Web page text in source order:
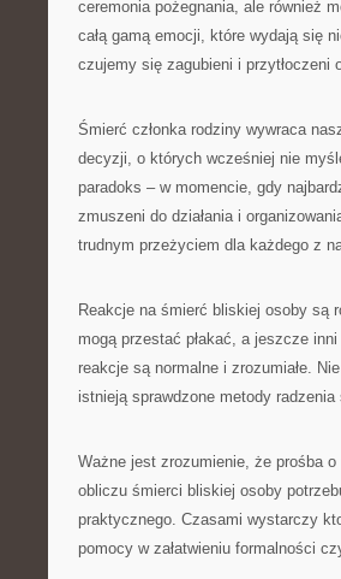
ceremonia pożegnania, ale również
całą gamą emocji, które wydają się
czujemy się zagubieni i przytłoczeni
Śmierć członka rodziny wywraca
decyzji, o których wcześniej nie
paradoks – w momencie, gdy
zmuszeni do działania i
trudnym przeżyciem dla każdego z
Reakcje na śmierć bliskiej osoby są
mogą przestać płakać, a jeszcze
reakcje są normalne i zrozumiałe.
istnieją sprawdzone metody
Ważne jest zrozumienie, że prośba
obliczu śmierci bliskiej osoby
praktycznego. Czasami wystarczy
pomocy w załatwieniu formalności